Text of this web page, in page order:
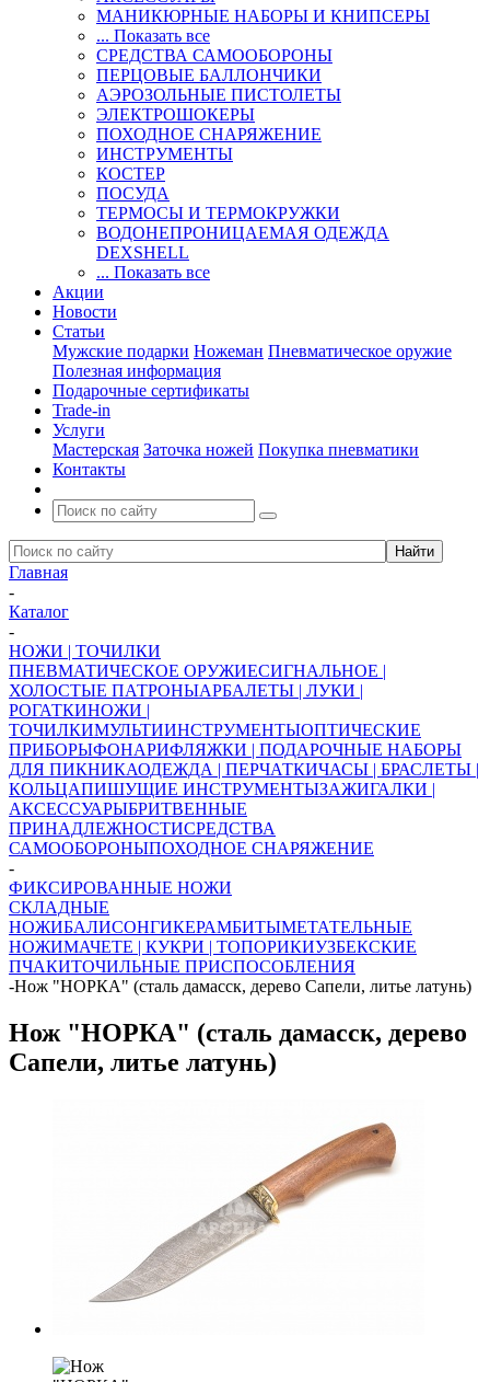
МАНИКЮРНЫЕ НАБОРЫ И КНИПСЕРЫ
... Показать все
СРЕДСТВА САМООБОРОНЫ
ПЕРЦОВЫЕ БАЛЛОНЧИКИ
АЭРОЗОЛЬНЫЕ ПИСТОЛЕТЫ
ЭЛЕКТРОШОКЕРЫ
ПОХОДНОЕ СНАРЯЖЕНИЕ
ИНСТРУМЕНТЫ
КОСТЕР
ПОСУДА
ТЕРМОСЫ И ТЕРМОКРУЖКИ
ВОДОНЕПРОНИЦАЕМАЯ ОДЕЖДА
DEXSHELL
... Показать все
Акции
Новости
Статьи
Мужские подарки Ножеман Пневматическое оружие
Полезная информация
Подарочные сертификаты
Trade-in
Услуги
Мастерская Заточка ножей Покупка пневматики
Контакты
Главная
-
Каталог
-
НОЖИ | ТОЧИЛКИ
ПНЕВМАТИЧЕСКОЕ ОРУЖИЕСИГНАЛЬНОЕ |
ХОЛОСТЫЕ ПАТРОНЫАРБАЛЕТЫ | ЛУКИ |
РОГАТКИНОЖИ |
ТОЧИЛКИМУЛЬТИИНСТРУМЕНТЫОПТИЧЕСКИЕ
ПРИБОРЫФОНАРИФЛЯЖКИ | ПОДАРОЧНЫЕ НАБОРЫ
ДЛЯ ПИКНИКАОДЕЖДА | ПЕРЧАТКИЧАСЫ | БРАСЛЕТЫ |
КОЛЬЦАПИШУЩИЕ ИНСТРУМЕНТЫЗАЖИГАЛКИ |
АКСЕССУАРЫБРИТВЕННЫЕ
ПРИНАДЛЕЖНОСТИСРЕДСТВА
САМООБОРОНЫПОХОДНОЕ СНАРЯЖЕНИЕ
-
ФИКСИРОВАННЫЕ НОЖИ
СКЛАДНЫЕ
НОЖИБАЛИСОНГИКЕРАМБИТЫМЕТАТЕЛЬНЫЕ
НОЖИМАЧЕТЕ | КУКРИ | ТОПОРИКИУЗБЕКСКИЕ
ПЧАКИТОЧИЛЬНЫЕ ПРИСПОСОБЛЕНИЯ
-Нож "НОРКА" (сталь дамасск, дерево Сапели, литье латунь)
Нож "НОРКА" (сталь дамасск, дерево
Сапели, литье латунь)